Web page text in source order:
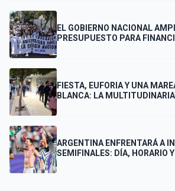
EL GOBIERNO NACIONAL
PRESUPUESTO PARA
FIESTA, EUFORIA Y UNA
BLANCA: LA
ARGENTINA ENFRENTARÁ A
SEMIFINALES: DÍA, HORARIO